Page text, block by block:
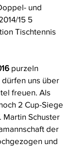
und
15 5
Tischtennis
purzeln
uns über
freuen. Als
2 Cup-Siege
Martin Schuster
der
und